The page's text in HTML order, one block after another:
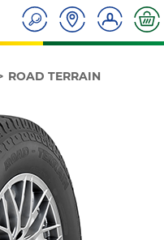
ROAD TERRAIN